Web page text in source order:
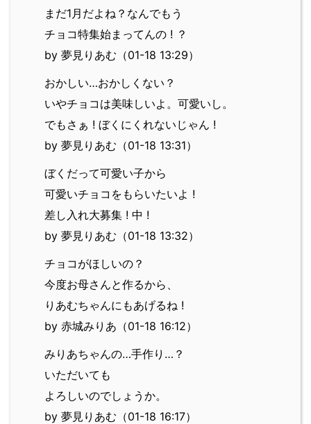
まだ1月だよね？なんでもう
チョコ特集始まってんの ! ？
by 夢見りあむ（01-18 13:29）
おかしい…おかしくない？
いやチョコは美味しいよ。可愛いし。
でもさぁ ! ぼくにくれないじゃん !
by 夢見りあむ（01-18 13:31）
ぼくだって可愛い子から
可愛いチョコをもらいたいよ !
差し入れ大募集 ! 中 !
by 夢見りあむ（01-18 13:32）
チョコがほしいの？
今度お母さんと作るから、
りあむちゃんにもあげるね !
by 赤城みりあ（01-18 16:12）
みりあちゃんの…手作り…？
いただいても
よろしいのでしょうか。
by 夢見りあむ（01-18 16:17）